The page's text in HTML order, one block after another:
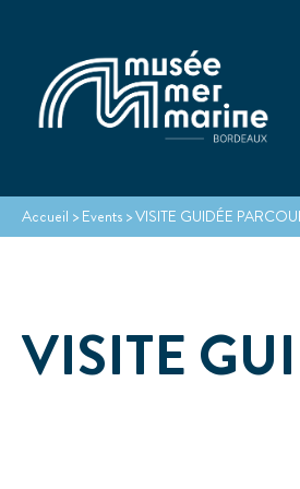
Accueil > Events >VISITE GUIDÉE
VISITE